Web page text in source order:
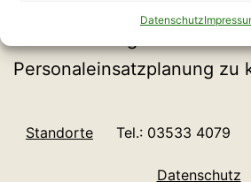
Datenschutz
Personaleinsatzplanung zu
Standorte Tel.: 03533 4079
Datenschutz